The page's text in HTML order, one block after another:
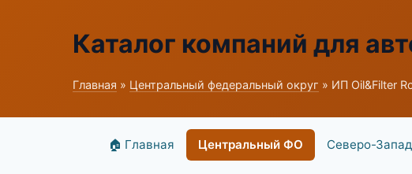
Каталог компаний для
Главная » Центральный федеральный округ » ИП Oil&Filter
🏠 Главная Центральный ФО Северо-